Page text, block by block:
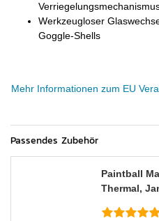
Werkzeugloser
Goggle-Shells
Mehr Informationen zum EU
Passendes Zubehör
Paintball
Thermal,